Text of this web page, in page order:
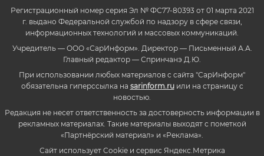
Регистрационный номер серия Эл № ФС77-80393 от 01 марта 2021
г. выдано Федеральной службой по надзору в сфере связи,
информационных технологий и массовых коммуникаций.
Учредитель — ООО «СарИнформ». Директор — Письменный А.А.
Главный редактор — Спринчанэ Д.Ю.
При использовании любых материалов с сайта "СарИнформ"
обязательна гиперссылка на sarinform.ruили на страницу с
новостью.
Редакция не несет ответственность за достоверность информации в
рекламных материалах. Такие материалы выходят с пометкой
«Партнёрский материал» и «Реклама».
Сайт использует Cookie и сервиc Яндекс.Метрика